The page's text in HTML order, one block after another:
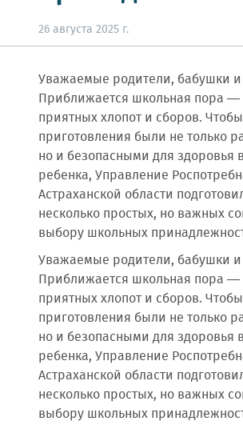
26 августа 2025 г.
Уважаемые родители, бабушки
Приближается школьная пора
приятных хлопот и сборов.
приготовления были не только
но и безопасными для здоровья
ребенка, Управление
Астраханской области
несколько простых, но важных
выбору школьных
Уважаемые родители, бабушки
Приближается школьная пора
приятных хлопот и сборов.
приготовления были не только
но и безопасными для здоровья
ребенка, Управление
Астраханской области
несколько простых, но важных
выбору школьных